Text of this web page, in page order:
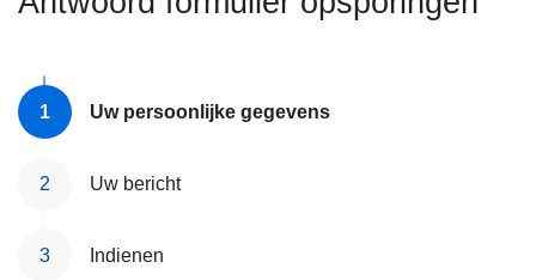
Uw persoonlijke gegevens
Uw bericht
Indienen